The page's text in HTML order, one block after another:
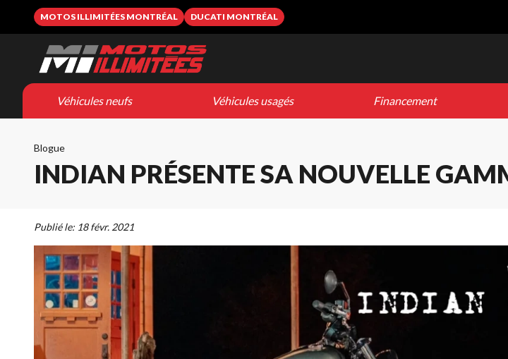
MOTOS ILLIMITÉES MONTRÉAL DUCATI MONTRÉAL
Véhicules neufs Véhicules usagés Financement
Blogue
INDIAN PRÉSENTE SA NOUVELLE
Publié le: 18 févr. 2021